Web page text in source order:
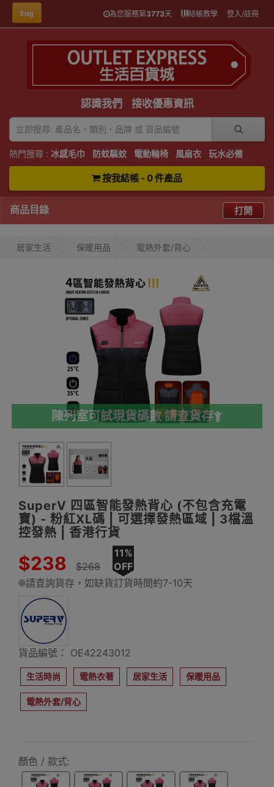
Eng 為您服務第3773天 結帳教學 登入/註冊
認識我們 接收優惠資訊
熱門搜尋 : 冰感毛巾 防蚊驅蚊 電動輪椅 風扇衣 玩水必備
按我結帳 - 0 件產品
商品目錄 打開
居家生活 保暖用品 電熱外套/背心
陳列室可試現貨碼數 請查貨存
SuperV 四區智能發熱背心 (不包含充電
寶) - 粉紅XL碼 | 可選擇發熱區域 | 3檔溫
控發熱 | 香港行貨
$238 $268
11%
OFF
請查詢貨存，如缺貨訂貨時間約7-10天
貨品編號： OE42243012
生活時尚 電熱衣著 居家生活 保暖用品
電熱外套/背心
顏色 / 款式: